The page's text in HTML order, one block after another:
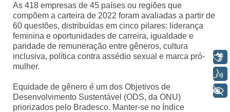
As 418 empresas de 45 países ou regiões que
compõem a carteira de 2022 foram avaliadas a partir de
60 questões, distribuídas em cinco pilares: liderança
feminina e oportunidades de carreira, igualdade e
paridade de remuneração entre gêneros, cultura
inclusiva, política contra assédio sexual e marca pró-
mulher.
Equidade de gênero é um dos Objetivos de
Desenvolvimento Sustentável (ODS, da ONU)
priorizados pelo Bradesco. Manter-se no índice
Libras
+ Acessibilidade